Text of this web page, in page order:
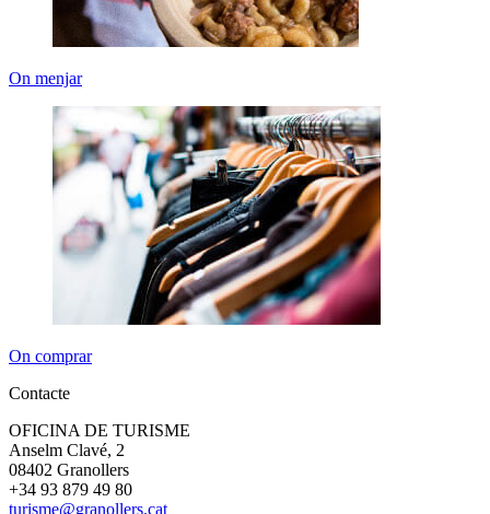
On menjar
On comprar
Contacte
OFICINA DE TURISME
Anselm Clavé, 2
08402 Granollers
+34 93 879 49 80
turisme@granollers.cat